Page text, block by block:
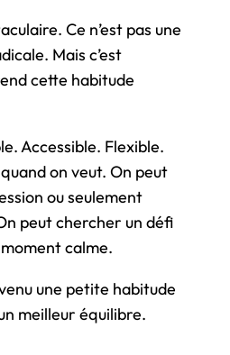
Ce n’est pas une
Mais c’est
cette habitude
Accessible. Flexible.
on veut. On peut
ou seulement
peut chercher un défi
calme.
une petite habitude
meilleur équilibre.